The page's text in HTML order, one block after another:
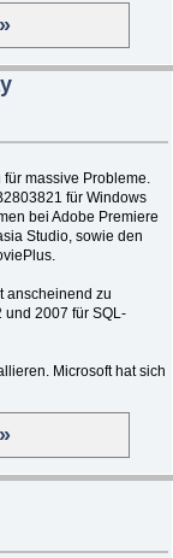
massive Probleme.
für Windows
bei Adobe Premiere
Studio, sowie den
anscheinend zu
und 2007 für SQL-
Microsoft hat sich